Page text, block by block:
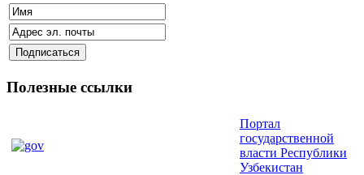
Полезные ссылки
Портал
государственной
власти Республики
Узбекистан